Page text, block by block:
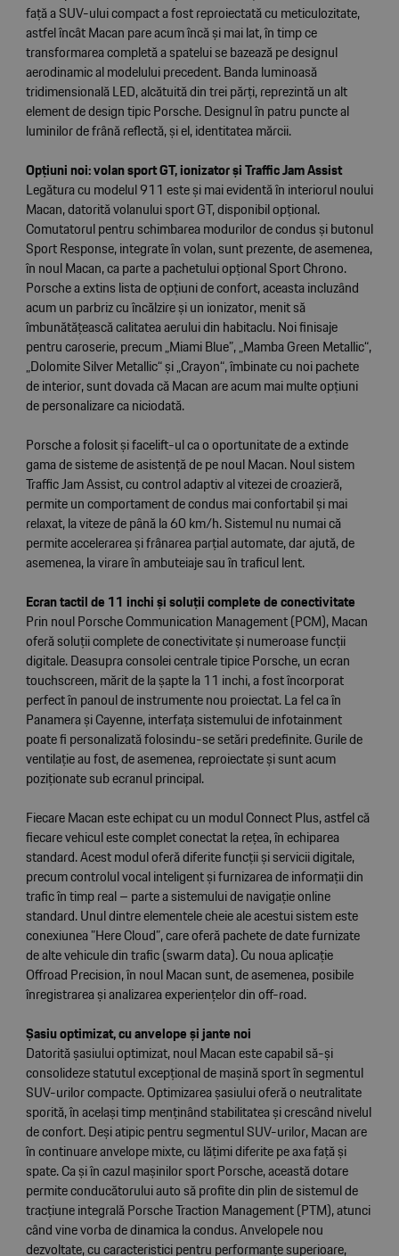
față a SUV-ului compact a fost reproiectată cu meticulozitate,
astfel încât Macan pare acum încă și mai lat, în timp ce
transformarea completă a spatelui se bazează pe designul
aerodinamic al modelului precedent. Banda luminoasă
tridimensională LED, alcătuită din trei părți, reprezintă un alt
element de design tipic Porsche. Designul în patru puncte al
luminilor de frână reflectă, și el, identitatea mărcii.
Opțiuni noi: volan sport GT, ionizator și Traffic Jam Assist
Legătura cu modelul 911 este și mai evidentă în interiorul noului
Macan, datorită volanului sport GT, disponibil opțional.
Comutatorul pentru schimbarea modurilor de condus și butonul
Sport Response, integrate în volan, sunt prezente, de asemenea,
în noul Macan, ca parte a pachetului opțional Sport Chrono.
Porsche a extins lista de opțiuni de confort, aceasta incluzând
acum un parbriz cu încălzire și un ionizator, menit să
îmbunătățească calitatea aerului din habitaclu. Noi finisaje
pentru caroserie, precum „Miami Blue”, „Mamba Green Metallic“,
„Dolomite Silver Metallic“ și „Crayon“, îmbinate cu noi pachete
de interior, sunt dovada că Macan are acum mai multe opțiuni
de personalizare ca niciodată.
Porsche a folosit și facelift-ul ca o oportunitate de a extinde
gama de sisteme de asistență de pe noul Macan. Noul sistem
Traffic Jam Assist, cu control adaptiv al vitezei de croazieră,
permite un comportament de condus mai confortabil și mai
relaxat, la viteze de până la 60 km/h. Sistemul nu numai că
permite accelerarea și frânarea parțial automate, dar ajută, de
asemenea, la virare în ambuteiaje sau în traficul lent.
Ecran tactil de 11 inchi și soluții complete de conectivitate
Prin noul Porsche Communication Management (PCM), Macan
oferă soluții complete de conectivitate și numeroase funcții
digitale. Deasupra consolei centrale tipice Porsche, un ecran
touchscreen, mărit de la șapte la 11 inchi, a fost încorporat
perfect în panoul de instrumente nou proiectat. La fel ca în
Panamera și Cayenne, interfața sistemului de infotainment
poate fi personalizată folosindu-se setări predefinite. Gurile de
ventilație au fost, de asemenea, reproiectate și sunt acum
poziționate sub ecranul principal.
Fiecare Macan este echipat cu un modul Connect Plus, astfel că
fiecare vehicul este complet conectat la rețea, în echiparea
standard. Acest modul oferă diferite funcții și servicii digitale,
precum controlul vocal inteligent și furnizarea de informații din
trafic în timp real – parte a sistemului de navigație online
standard. Unul dintre elementele cheie ale acestui sistem este
conexiunea ”Here Cloud”, care oferă pachete de date furnizate
de alte vehicule din trafic (swarm data). Cu noua aplicație
Offroad Precision, în noul Macan sunt, de asemenea, posibile
înregistrarea și analizarea experiențelor din off-road.
Șasiu optimizat, cu anvelope și jante noi
Datorită șasiului optimizat, noul Macan este capabil să-și
consolideze statutul excepțional de mașină sport în segmentul
SUV-urilor compacte. Optimizarea șasiului oferă o neutralitate
sporită, în același timp menținând stabilitatea și crescând nivelul
de confort. Deși atipic pentru segmentul SUV-urilor, Macan are
în continuare anvelope mixte, cu lățimi diferite pe axa față și
spate. Ca și în cazul mașinilor sport Porsche, această dotare
permite conducătorului auto să profite din plin de sistemul de
tracțiune integrală Porsche Traction Management (PTM), atunci
când vine vorba de dinamica la condus. Anvelopele nou
dezvoltate, cu caracteristici pentru performanțe superioare,